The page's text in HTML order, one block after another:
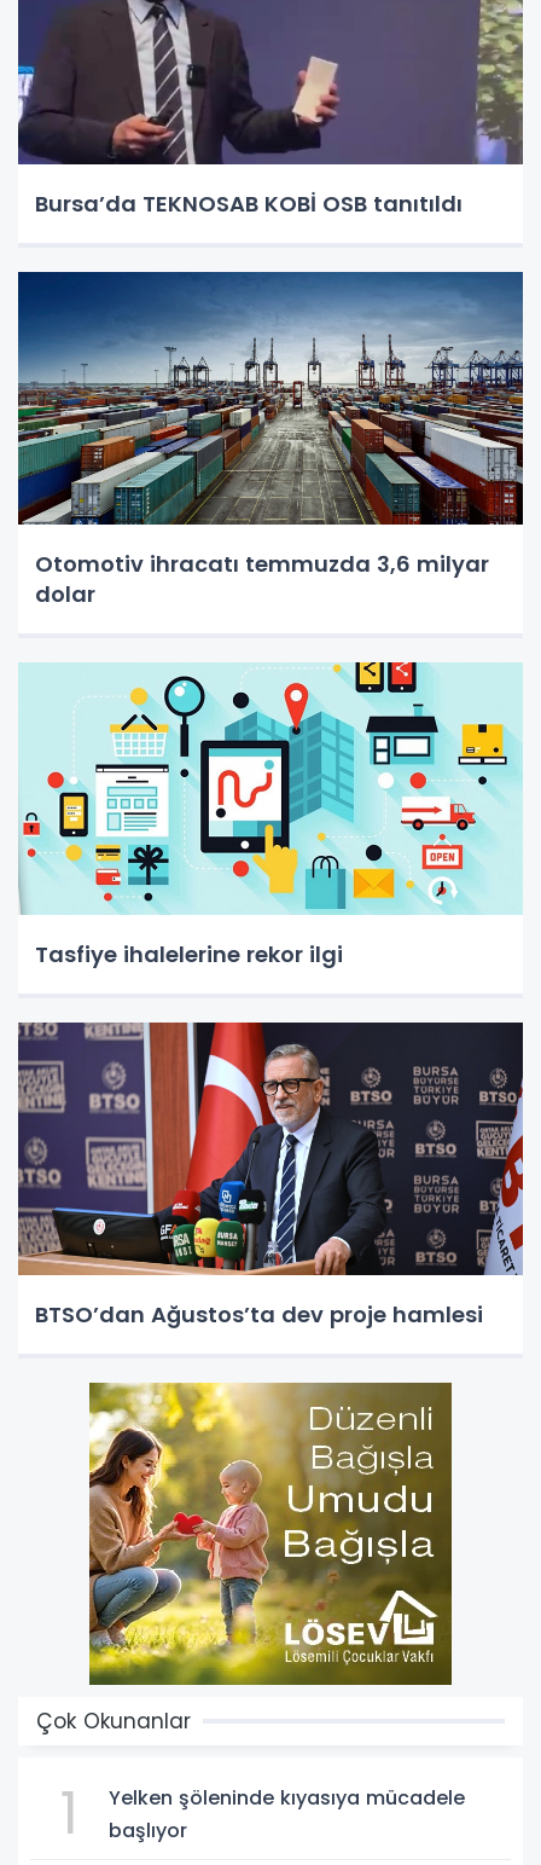
Bursa’da TEKNOSAB KOBİ OSB tanıtıldı
Otomotiv ihracatı temmuzda 3,6 milyar
dolar
Tasfiye ihalelerine rekor ilgi
BTSO’dan Ağustos’ta dev proje hamlesi
Çok Okunanlar
1
Yelken şöleninde kıyasıya mücadele
başlıyor